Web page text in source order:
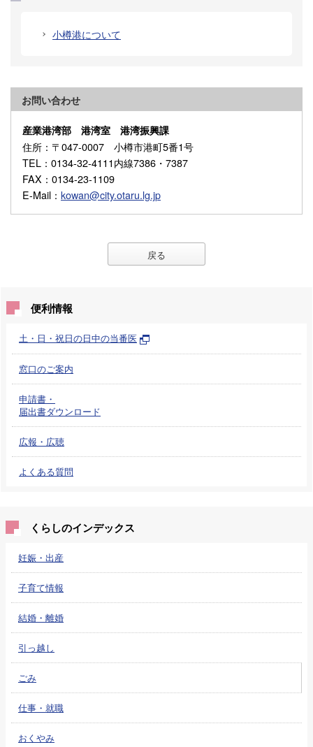
小樽港について
お問い合わせ
産業港湾部 港湾室 港湾振興課
住所 ：〒047-0007 小樽市港町5番1号
TEL ：0134-32-4111内線7386・7387
FAX ：0134-23-1109
E-Mail ： kowan@city.otaru.lg.jp
戻る
便利情報
土・日・祝日の日中の当番医
窓口のご案内
申請書・
届出書ダウンロード
広報・広聴
よくある質問
くらしのインデックス
妊娠・出産
子育て情報
結婚・離婚
引っ越し
ごみ
仕事・就職
おくやみ